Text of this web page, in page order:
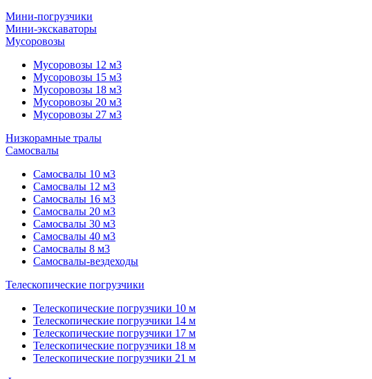
Мини-погрузчики
Мини-экскаваторы
Мусоровозы
Мусоровозы 12 м3
Мусоровозы 15 м3
Мусоровозы 18 м3
Мусоровозы 20 м3
Мусоровозы 27 м3
Низкорамные тралы
Самосвалы
Самосвалы 10 м3
Самосвалы 12 м3
Самосвалы 16 м3
Самосвалы 20 м3
Самосвалы 30 м3
Самосвалы 40 м3
Самосвалы 8 м3
Самосвалы-вездеходы
Телескопические погрузчики
Телескопические погрузчики 10 м
Телескопические погрузчики 14 м
Телескопические погрузчики 17 м
Телескопические погрузчики 18 м
Телескопические погрузчики 21 м